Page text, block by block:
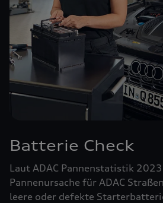
Batterie Check
Laut ADAC Pannenstatistik
Pannenursache für ADAC
leere oder defekte